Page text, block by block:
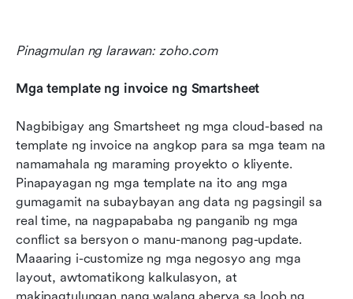
Pinagmulan ng larawan: zoho.com
Mga template ng invoice ng Smartsheet
Nagbibigay ang Smartsheet ng mga cloud-based na
template ng invoice na angkop para sa mga team na
namamahala ng maraming proyekto o kliyente.
Pinapayagan ng mga template na ito ang mga
gumagamit na subaybayan ang data ng pagsingil sa
real time, na nagpapababa ng panganib ng mga
conflict sa bersyon o manu-manong pag-update.
Maaaring i-customize ng mga negosyo ang mga
layout, awtomatikong kalkulasyon, at